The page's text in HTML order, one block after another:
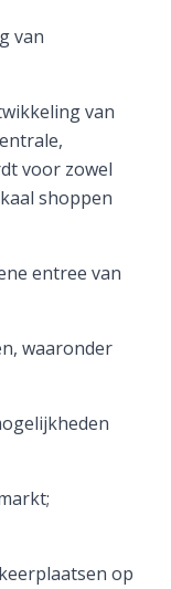
van
van
voor zowel
shoppen
entree van
waaronder
op